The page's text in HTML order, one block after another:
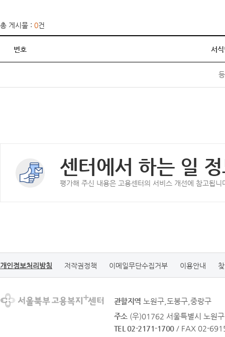
총 게시물 : 0건
번호 서
센터에서 하는 일
평가해 주신 내용은 고용센터의 서비스 개선에 참고됩니
개인정보처리방침 저작권정책 이메일무단수집거부 이용안내
관할지역 노원구,도봉구,중랑구
주소 (우)01762 서울특별시 노원
TEL 02-2171-1700 / FAX 02-